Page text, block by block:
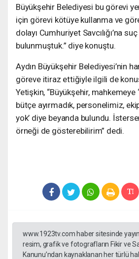
Büyükşehir Belediyesi bu görevi
için görevi kötüye kullanma ve
dolayı Cumhuriyet Savcılığı’na
bulunmuştuk.” diye konuştu.
Aydın Büyükşehir Belediyesi’nin
göreve itiraz ettiğiyle ilgili de
Yetişkin, “Büyükşehir, mahkemeye
bütçe ayırmadık, personelimiz,
yok’ diye beyanda bulundu.
örneği de gösterebilirim” dedi.
www.1923tv.com haber sitesinde
resim, grafik ve fotografların Fikir ve
Kanunu’ndan kaynaklanan her türlü